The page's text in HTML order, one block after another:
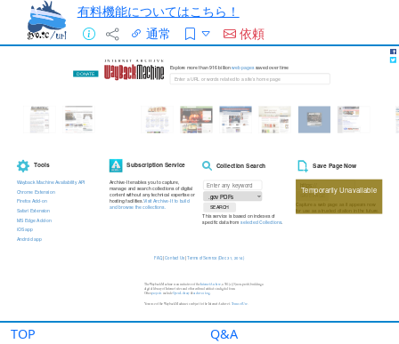
有料機能についてはこちら！
通常
依頼
TOP
Q&A